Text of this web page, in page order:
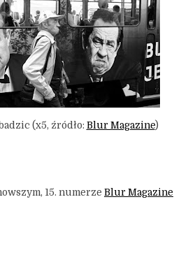
(x5, źródło: Blur Magazine)
15. numerze Blur Magazine